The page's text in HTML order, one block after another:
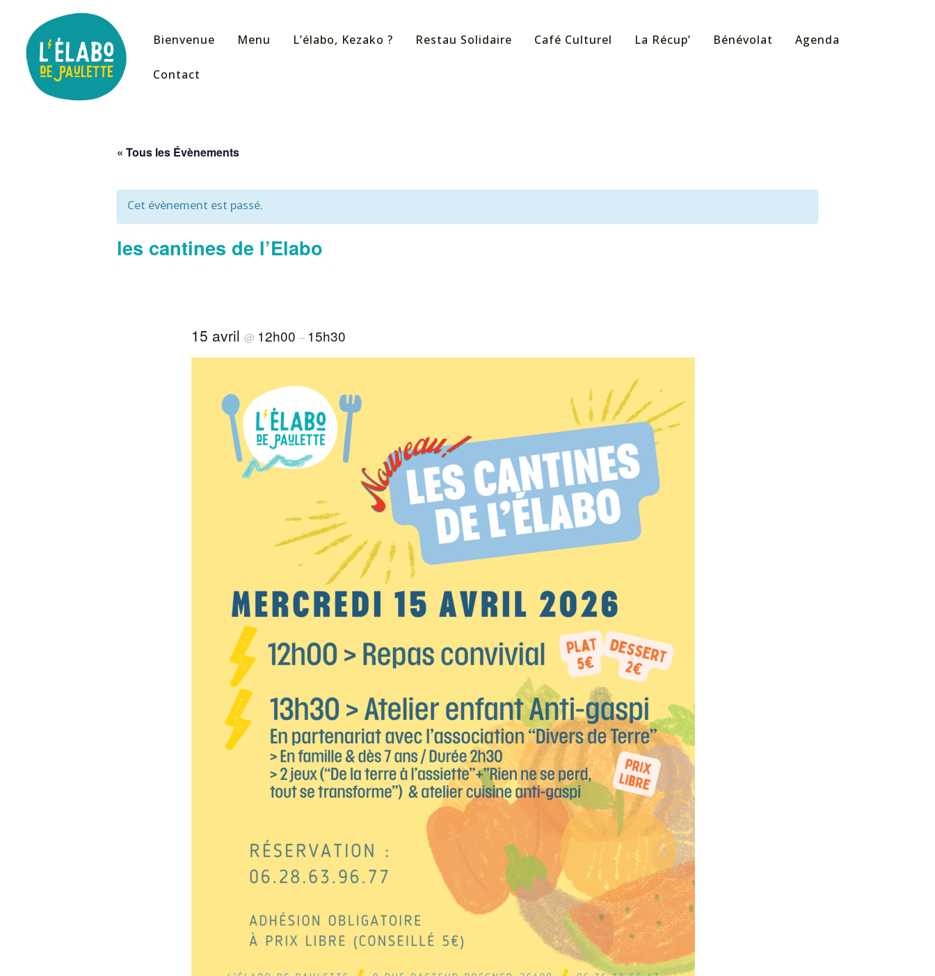
contenu
Bienvenue Menu L’élabo, Kezako ? Restau Solidaire Café Culturel La Récup’ Bénévolat Agenda
Contact
« Tous les Évènements
Cet évènement est passé.
les cantines de l’Elabo
15 avril @ 12h00 – 15h30